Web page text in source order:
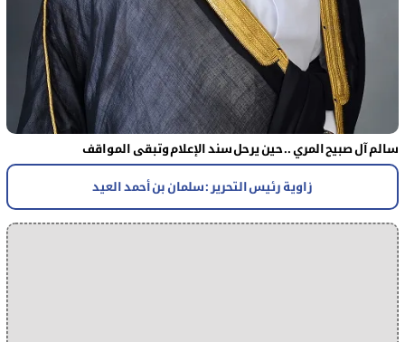
سالم آل صبيح المري .. حين يرحل سند الإعلام وتبقى المواقف
زاوية رئيس التحرير : سلمان بن أحمد العيد